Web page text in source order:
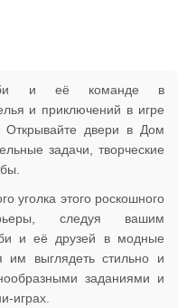
и её команде в
и приключений в игре
Открывайте двери в Дом
задачи, творческие
уголка этого роскошного
следуя вашим
и её друзей в модные
им выглядеть стильно и
заданиями и
играх.